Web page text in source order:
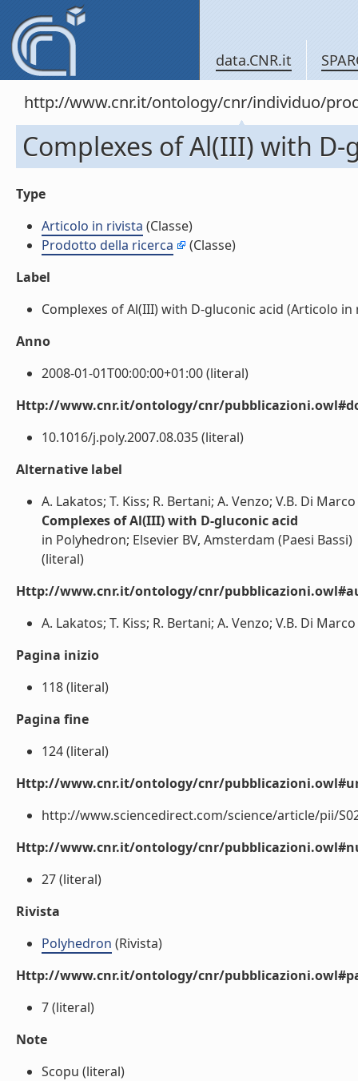
data.CNR.it
http://www.cnr.it/ontology/cnr/individuo/
Complexes of Al(III) with
Type
Articolo in rivista (Classe)
Prodotto della ricerca
(Classe)
Label
Complexes of Al(III) with D-gluconic acid (Articolo
Anno
2008-01-01T00:00:00+01:00 (literal)
Http://www.cnr.it/ontology/cnr/
10.1016/j.poly.2007.08.035 (literal)
Alternative label
A. Lakatos; T. Kiss; R. Bertani; A. Venzo; V.B. Di
Complexes of Al(III) with D-gluconic acid
in Polyhedron; Elsevier BV, Amsterdam (Paesi Bassi)
(literal)
Http://www.cnr.it/ontology/cnr/
A. Lakatos; T. Kiss; R. Bertani; A. Venzo; V.B. Di
Pagina inizio
118 (literal)
Pagina fine
124 (literal)
Http://www.cnr.it/ontology/cnr/
http://www.sciencedirect.com/science/article/pii/
Http://www.cnr.it/ontology/cnr/
27 (literal)
Rivista
Polyhedron (Rivista)
Http://www.cnr.it/ontology/cnr/
7 (literal)
Note
Scopu (literal)